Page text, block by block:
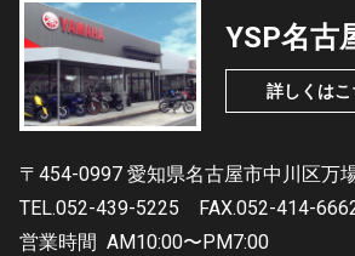
YSP名古
詳しくはこ
〒454-0997 愛知県名古屋市中川区万
TEL.052-439-5225
FAX.052-414-
営業時間 AM10:00〜PM7:00